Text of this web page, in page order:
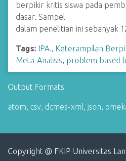
berpikir kritis siswa pada
dasar. Sampel
dalam penelitian ini sebanyak
Tags: IPA., Keterampilan
Meta-Analisis, problem based
Output Formats
atom, csv, dcmes-xml, json,
Copyright @ FKIP Universitas